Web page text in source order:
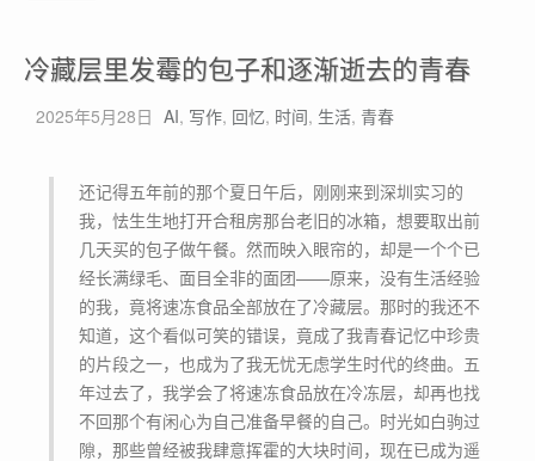
面
冷藏层里发霉的包子和逐渐逝去的青春
2025年5月28日 AI, 写作, 回忆, 时间, 生活, 青春
还记得五年前的那个夏日午后，刚刚来到深圳实习的
我，怯生生地打开合租房那台老旧的冰箱，想要取出前
几天买的包子做午餐。然而映入眼帘的，却是一个个已
经长满绿毛、面目全非的面团——原来，没有生活经验
的我，竟将速冻食品全部放在了冷藏层。那时的我还不
知道，这个看似可笑的错误，竟成了我青春记忆中珍贵
的片段之一，也成为了我无忧无虑学生时代的终曲。五
年过去了，我学会了将速冻食品放在冷冻层，却再也找
不回那个有闲心为自己准备早餐的自己。时光如白驹过
隙，那些曾经被我肆意挥霍的大块时间，现在已成为遥